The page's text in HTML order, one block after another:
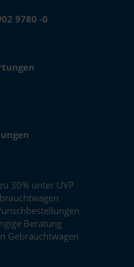
9780 -0
30% unter UVP
Beratung
Gebrauchtwagen